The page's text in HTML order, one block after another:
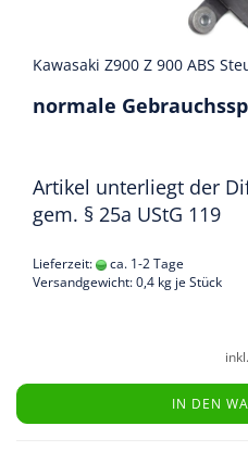
Kawasaki Z900 Z 900 ABS
normale
Artikel unterliegt der
gem. § 25a UStG 119
Lieferzeit:
ca. 1-2 Tage
Versandgewicht:0,4 kg je Stück
IN DEN